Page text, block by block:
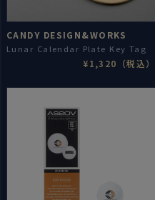
CANDY DESIGN&WORKS
Lunar Calendar Plate Key Tag
¥1,320（税込）